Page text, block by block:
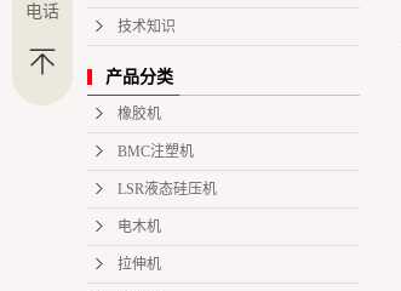
技术知识
产品分类
橡胶机
BMC注塑机
LSR液态硅压机
电木机
拉伸机
电话